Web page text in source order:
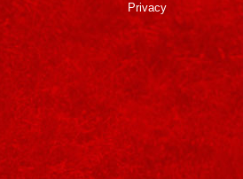
Privacy